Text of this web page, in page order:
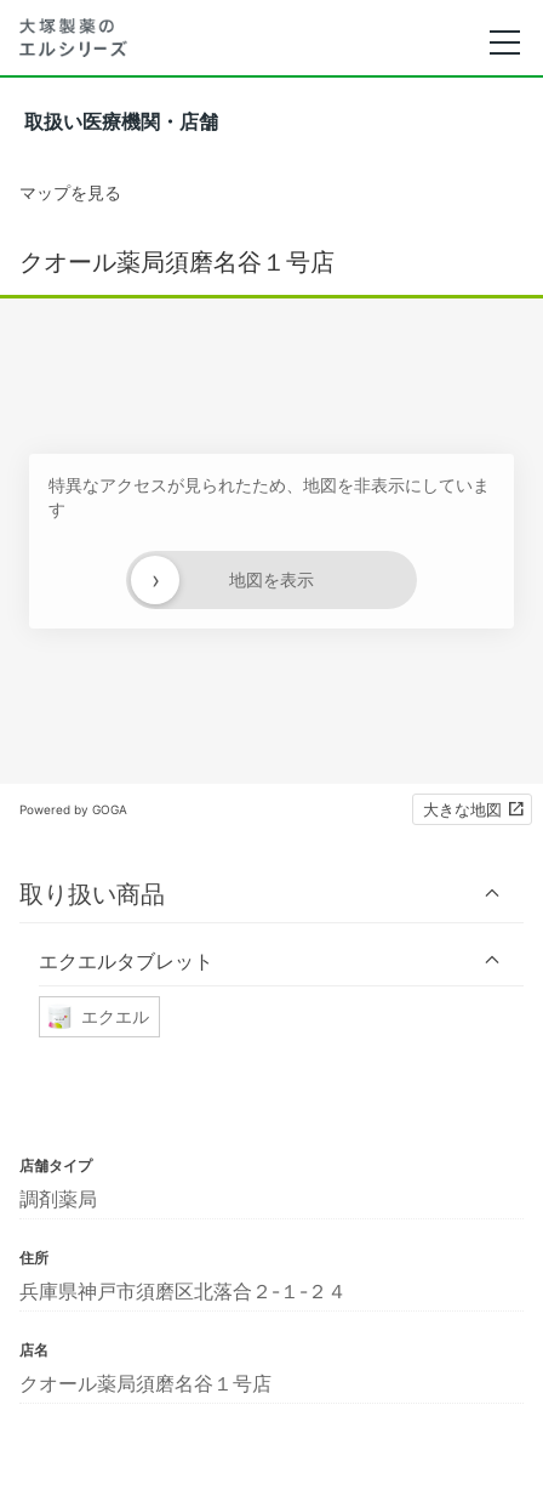
取扱い医療機関・店舗
マップを見る
クオール薬局須磨名谷１号店
特異なアクセスが見られたため、地図を非表示にしていま
す
地図を表示
›
Powered by GOGA 大きな地図
取り扱い商品
エクエルタブレット
エクエル
店舗タイプ
調剤薬局
住所
兵庫県神戸市須磨区北落合２-１-２４
店名
クオール薬局須磨名谷１号店